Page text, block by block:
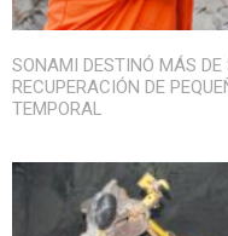
SONAMI DESTINÓ MÁS
RECUPERACIÓN DE
TEMPORAL